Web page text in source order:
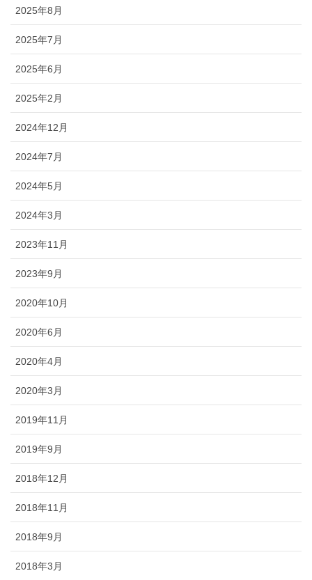
2025年8月
2025年7月
2025年6月
2025年2月
2024年12月
2024年7月
2024年5月
2024年3月
2023年11月
2023年9月
2020年10月
2020年6月
2020年4月
2020年3月
2019年11月
2019年9月
2018年12月
2018年11月
2018年9月
2018年3月